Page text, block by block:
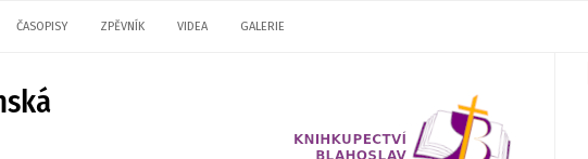
ČASOPISY ZPĚVNÍK VIDEA GALERIE